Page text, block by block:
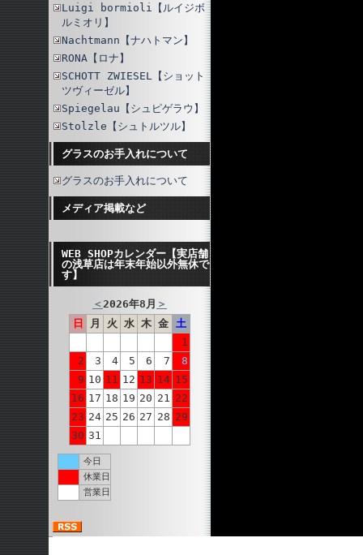
Luigi bormioli【ルイジボ
ルミオリ】
Nachtmann【ナハトマン】
RONA【ロナ】
SCHOTT ZWIESEL【ショット
ツヴィーゼル】
Spiegelau【シュピゲラウ】
Stolzle【シュトルツル】
グラスのお手入れについて
グラスのお手入れについて
メディア掲載など
WEB SHOPカレンダー【実店舗
の浅草店は年末年始以外無休で
す】
＜2026年8月 ＞
日
月 火 水 木 金 土
1
2
3 4 5 6 7
8
9 10 11 12 13 14 15
16 17 18 19 20 21 22
23 24 25 26 27 28 29
30 31
今日
休業日
営業日